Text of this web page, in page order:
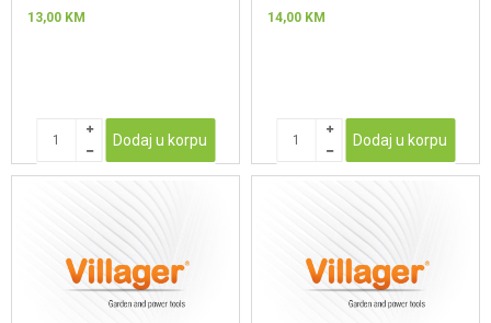
13,00 KM
Dodaj u korpu
14,00 KM
Dodaj u korpu